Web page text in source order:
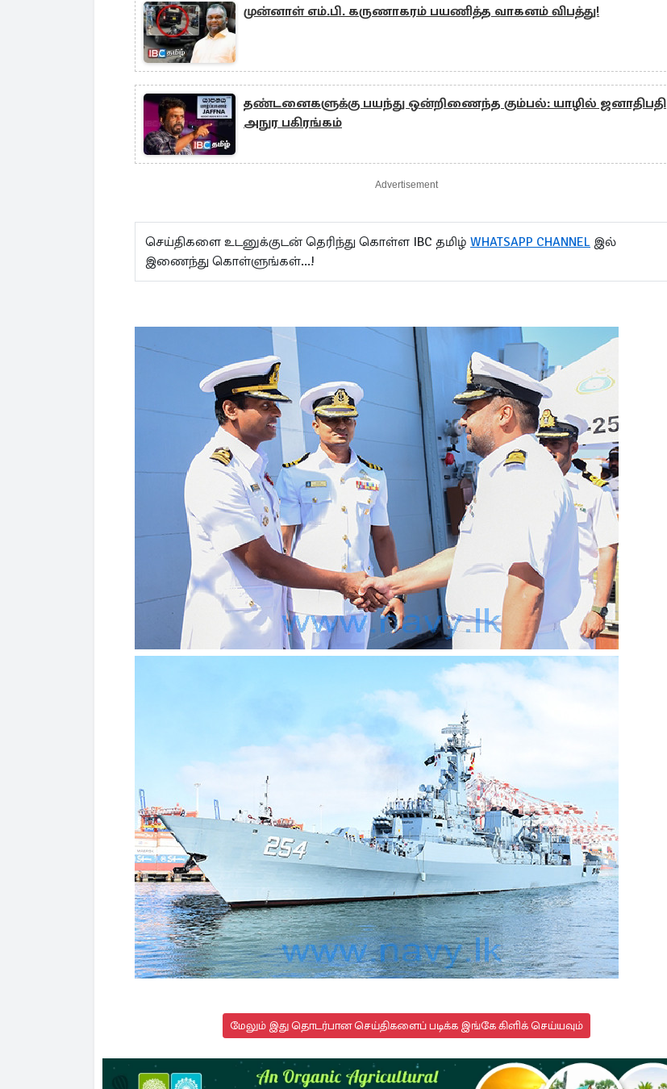
முன்னாள் எம்.பி. கருணாகரம் பயணித்த வாகனம் விபத்து!
தண்டனைகளுக்கு பயந்து ஒன்றிணைந்த கும்பல்: யாழில் ஜனாதிபதி
அநுர பகிரங்கம்
Advertisement
செய்திகளை உடனுக்குடன் தெரிந்து கொள்ள IBC தமிழ் WHATSAPP CHANNEL இல்
இணைந்து கொள்ளுங்கள்...!
மேலும் இது தொடர்பான செய்திகளைப் படிக்க இங்கே கிளிக் செய்யவும்